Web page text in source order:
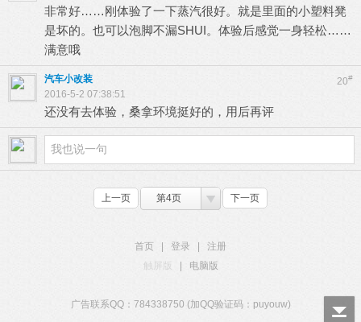
非常好……刚体验了一下蒸汽很好。就是里面的小塑料凳
是坏的。也可以泡脚不漏SHUI。体验后感觉一身轻松……
满意哦
20#
汽车小改装
2016-5-2 07:38:51
还没有去体验，桑拿环境挺好的，用后再评
上一页 第4页 下一页
首页 登录
注册
触屏版
电脑版
广告联系QQ：784338750 (加QQ验证码：puyouw)